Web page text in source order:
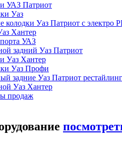
УАЗ Патриот
Уаз
колодки Уаз Патриот с электро
Хантер
УАЗ
задний Уаз Патриот
Уаз Хантер
Уаз Профи
задние Уаз Патриот
Уаз Хантер
продаж